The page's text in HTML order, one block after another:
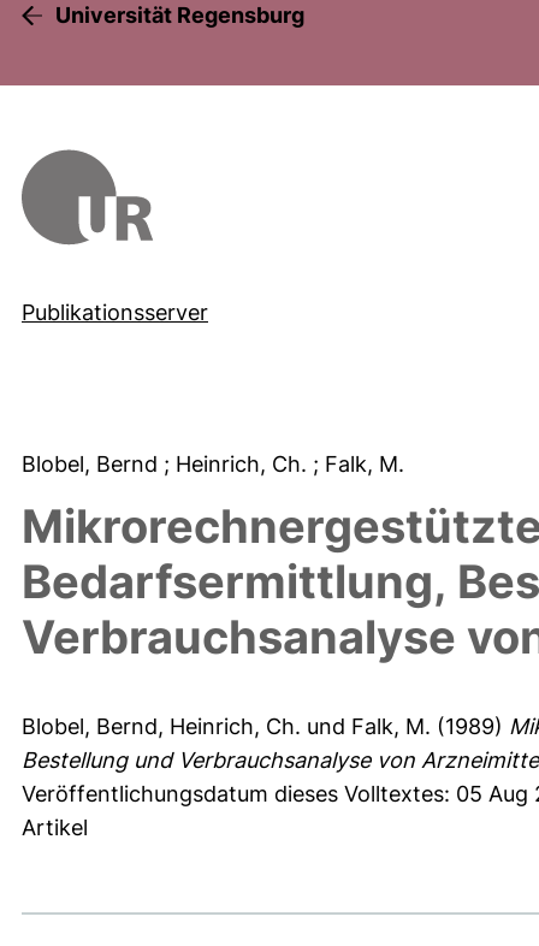
Universität Regensburg
Publikationsserver
Blobel, Bernd ; Heinrich, Ch. ; Falk, M.
Bedarfsermittlung,
Verbrauchsanalyse
Blobel, Bernd, Heinrich, Ch. und Falk, M. (1989)
Bestellung und Verbrauchsanalyse von
Veröffentlichungsdatum dieses Volltextes: 05 Aug
Artikel